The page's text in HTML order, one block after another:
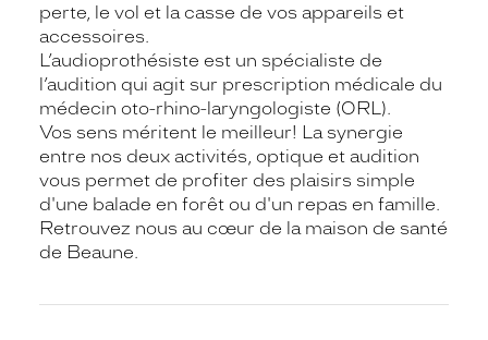
perte, le vol et la casse de vos appareils et
accessoires.
L’audioprothésiste est un spécialiste de
l’audition qui agit sur prescription médicale du
médecin oto-rhino-laryngologiste (ORL).
Vos sens méritent le meilleur! La synergie
entre nos deux activités, optique et audition
vous permet de profiter des plaisirs simple
d'une balade en forêt ou d'un repas en famille.
Retrouvez nous au cœur de la maison de santé
de Beaune.